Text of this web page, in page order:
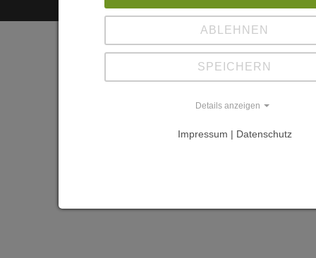
ABLEHNEN
SPEICHERN
Details anzeigen
Impressum | Datenschutz